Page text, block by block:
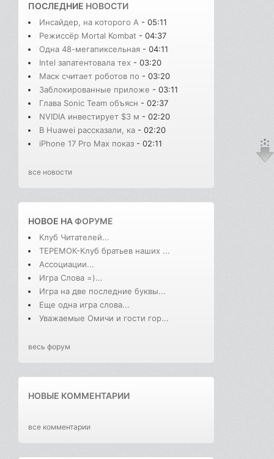
ПОСЛЕДНИЕ НОВОСТИ
Инсайдер, на которого A - 05:11
Режиссёр Mortal Kombat - 04:37
Одна 48-мегапиксельная - 04:11
Intel запатентовала тех - 03:20
Маск считает роботов по - 03:20
Заблокированные приложе - 03:11
Глава Sonic Team объясн - 02:37
NVIDIA инвестирует $3 м - 02:20
В Huawei рассказали, ка - 02:20
iPhone 17 Pro Max показ - 02:11
все новости
НОВОЕ НАФОРУМЕ
Клуб Читателей...
ТЕРЕМОК-Клуб братьев наших ...
Ассоциации...
Игра Слова =)...
Игра на две последние буквы...
Еще одна игра слова...
Уважаемые Омичи и гости гор...
весь форум
НОВЫЕ КОММЕНТАРИИ
все комментарии